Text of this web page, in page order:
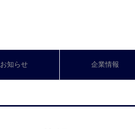
お知らせ 企業情報